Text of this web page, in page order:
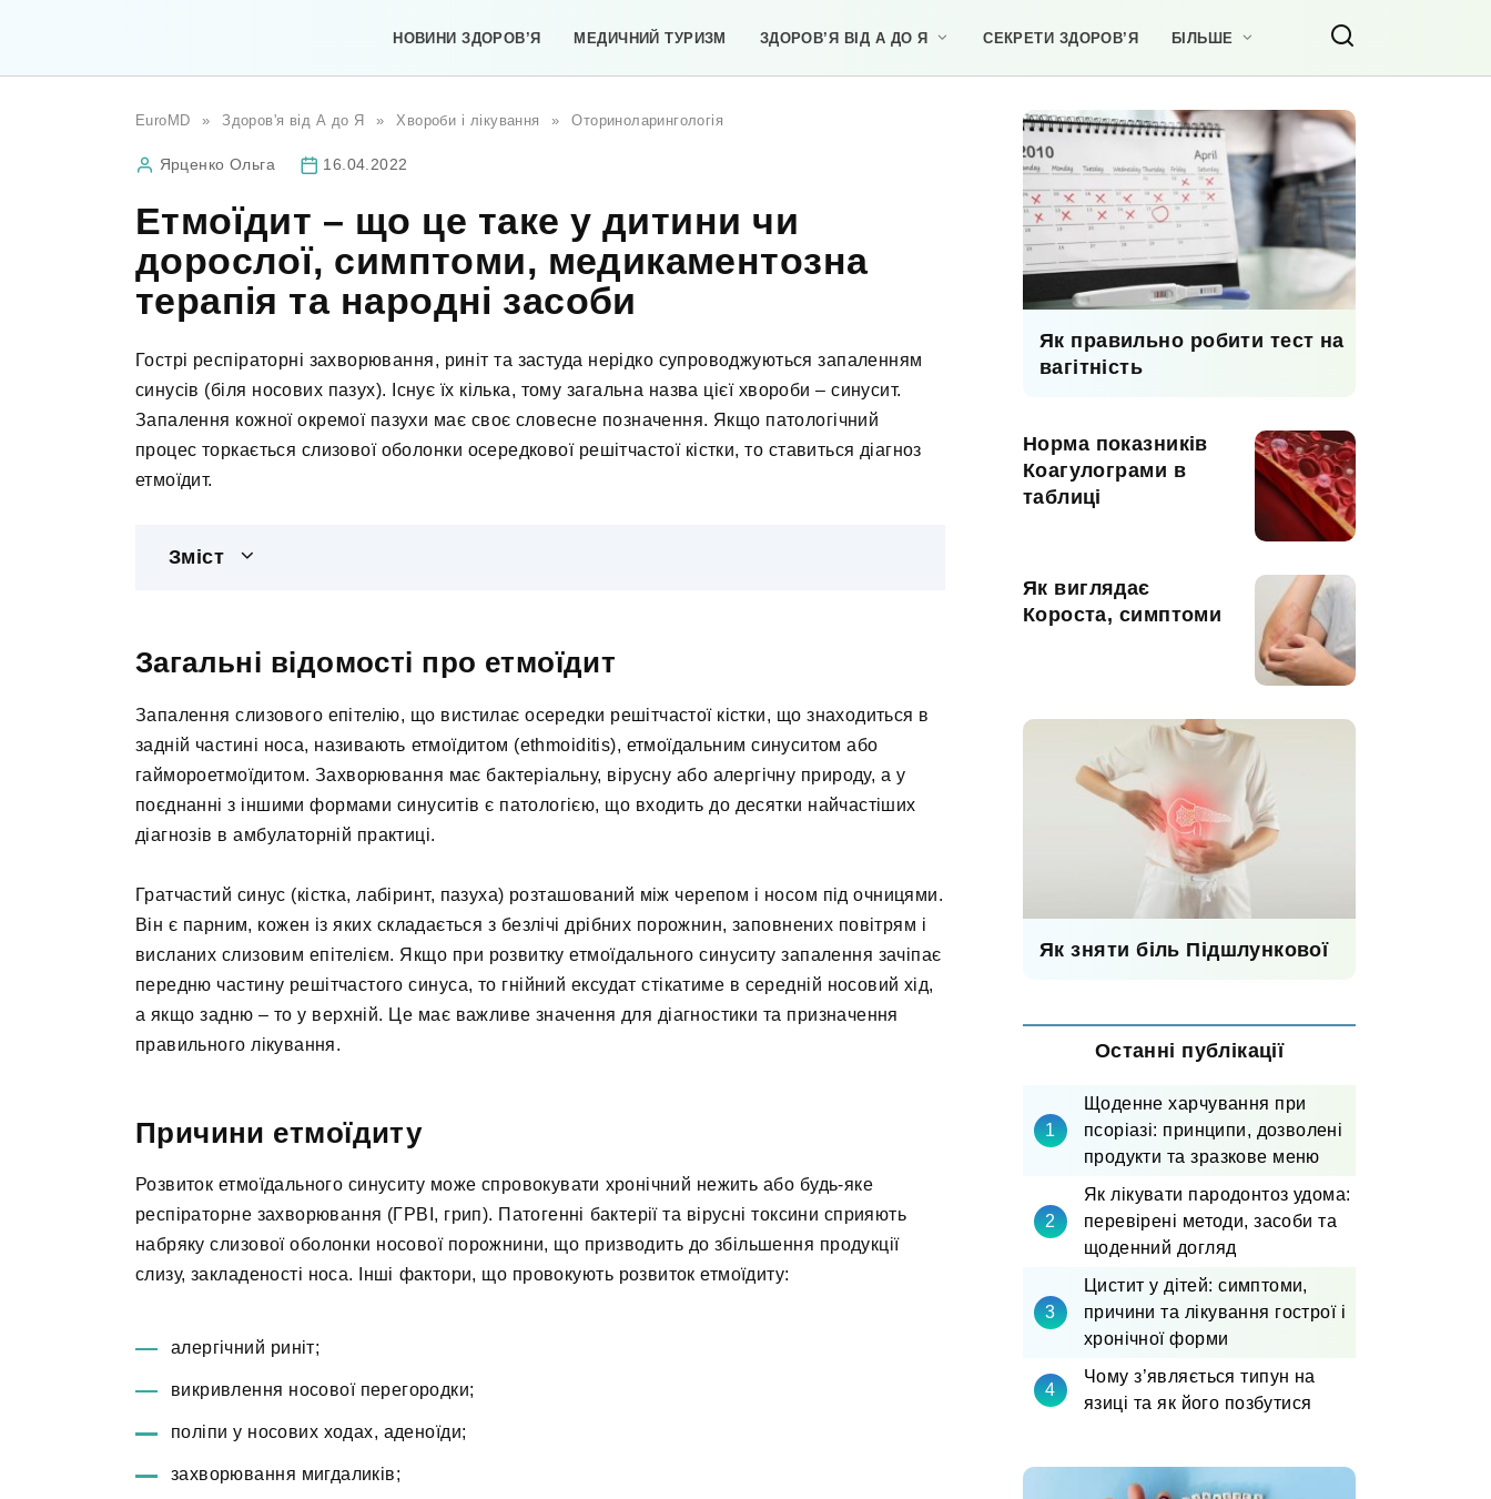
НОВИНИ ЗДОРОВ’Я МЕДИЧНИЙ ТУРИЗМ ЗДОРОВ’Я ВІД А ДО Я СЕКРЕТИ ЗДОРОВ’Я БІЛЬШЕ
EuroMD » Здоров'я від А до Я » Хвороби і лікування » Оториноларингологія
Ярценко Ольга 16.04.2022
Етмоїдит – що це таке у дитини чи
дорослої, симптоми, медикаментозна
терапія та народні засоби
Гострі респіраторні захворювання, риніт та застуда нерідко супроводжуються запаленням
синусів (біля носових пазух). Існує їх кілька, тому загальна назва цієї хвороби – синусит.
Запалення кожної окремої пазухи має своє словесне позначення. Якщо патологічний
процес торкається слизової оболонки осередкової решітчастої кістки, то ставиться діагноз
етмоїдит.
Зміст
Загальні відомості про етмоїдит
Запалення слизового епітелію, що вистилає осередки решітчастої кістки, що знаходиться в
задній частині носа, називають етмоїдитом (ethmoiditis), етмоїдальним синуситом або
гаймороетмоїдитом. Захворювання має бактеріальну, вірусну або алергічну природу, а у
поєднанні з іншими формами синуситів є патологією, що входить до десятки найчастіших
діагнозів в амбулаторній практиці.
Гратчастий синус (кістка, лабіринт, пазуха) розташований між черепом і носом під очницями.
Він є парним, кожен із яких складається з безлічі дрібних порожнин, заповнених повітрям і
висланих слизовим епітелієм. Якщо при розвитку етмоїдального синуситу запалення зачіпає
передню частину решітчастого синуса, то гнійний ексудат стікатиме в середній носовий хід,
а якщо задню – то у верхній. Це має важливе значення для діагностики та призначення
правильного лікування.
Причини етмоїдиту
Розвиток етмоїдального синуситу може спровокувати хронічний нежить або будь-яке
респіраторне захворювання (ГРВІ, грип). Патогенні бактерії та вірусні токсини сприяють
набряку слизової оболонки носової порожнини, що призводить до збільшення продукції
слизу, закладеності носа. Інші фактори, що провокують розвиток етмоїдиту:
алергічний риніт;
викривлення носової перегородки;
поліпи у носових ходах, аденоїди;
захворювання мигдаликів;
Як правильно робити тест на
вагітність
Норма показників
Коагулограми в
таблиці
Як виглядає
Короста, симптоми
Як зняти біль Підшлункової
Останні публікації
Щоденне харчування при
псоріазі: принципи, дозволені
продукти та зразкове меню
Як лікувати пародонтоз удома:
перевірені методи, засоби та
щоденний догляд
Цистит у дітей: симптоми,
причини та лікування гострої і
хронічної форми
Чому з’являється типун на
язиці та як його позбутися